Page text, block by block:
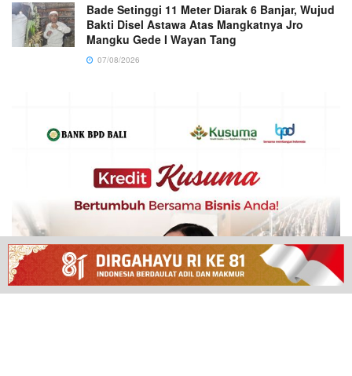
Bade Setinggi 11 Meter Diarak 6 Banjar, Wujud
Bakti Disel Astawa Atas Mangkatnya Jro
Mangku Gede I Wayan Tang
07/08/2026